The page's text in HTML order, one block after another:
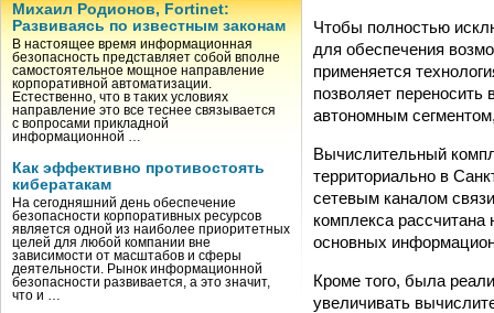
Михаил Родионов, Fortinet:
Развиваясь по известным законам
В настоящее время информационная
безопасность представляет собой вполне
самостоятельное мощное направление
корпоративной автоматизации.
Естественно, что в таких условиях
направление это все теснее связывается
с вопросами прикладной
информационной …
Как эффективно противостоять
кибератакам
На сегодняшний день обеспечение
безопасности корпоративных ресурсов
является одной из наиболее приоритетных
целей для любой компании вне
зависимости от масштабов и сферы
деятельности. Рынок информационной
безопасности развивается, а это значит,
что и …
Чтобы полностью
для обеспечения
применяется
позволяет
автономным
Вычислительный
территориально в
сетевым каналом
комплекса
основных
Кроме того, была
увеличивать